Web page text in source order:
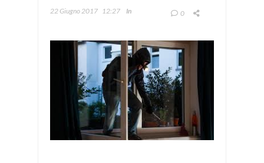
22 Giugno 2017 12:27 In 0